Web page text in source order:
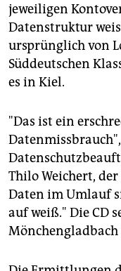
jeweiligen
Datenstruktur
ursprünglich von
Süddeutschen
es in Kiel.
"Das ist ein
Thilo Weichert,
Daten im Umlauf
auf weiß." Die CD